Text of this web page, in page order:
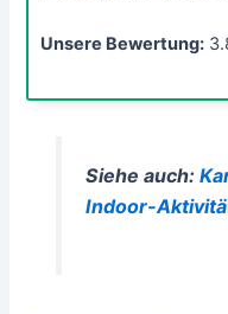
Unsere Bewertung:
Siehe auch:
Indoor-